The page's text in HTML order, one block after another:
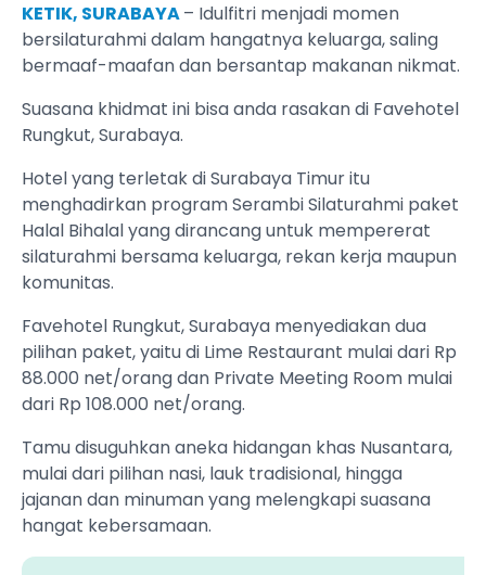
KETIK, SURABAYA– Idulfitri menjadi momen
bersilaturahmi dalam hangatnya keluarga, saling
bermaaf-maafan dan bersantap makanan nikmat.
Suasana khidmat ini bisa anda rasakan di Favehotel
Rungkut, Surabaya.
Hotel yang terletak di Surabaya Timur itu
menghadirkan program Serambi Silaturahmi paket
Halal Bihalal yang dirancang untuk mempererat
silaturahmi bersama keluarga, rekan kerja maupun
komunitas.
Favehotel Rungkut, Surabaya menyediakan dua
pilihan paket, yaitu di Lime Restaurant mulai dari Rp
88.000 net/orang dan Private Meeting Room mulai
dari Rp 108.000 net/orang.
Tamu disuguhkan aneka hidangan khas Nusantara,
mulai dari pilihan nasi, lauk tradisional, hingga
jajanan dan minuman yang melengkapi suasana
hangat kebersamaan.